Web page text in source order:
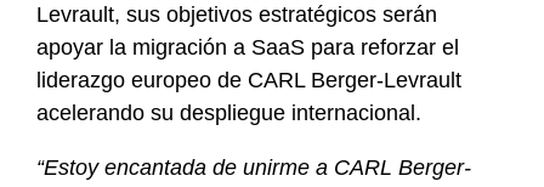
Levrault, sus objetivos estratégicos serán
apoyar la migración a SaaS para reforzar el
liderazgo europeo de CARL Berger-Levrault
acelerando su despliegue internacional.
“Estoy encantada de unirme a CARL Berger-